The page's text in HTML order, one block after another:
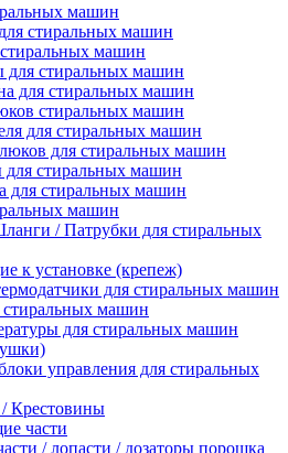
машин
стиральных машин
машин
стиральных машин
для стиральных машин
стиральных машин
для стиральных машин
для стиральных машин
для стиральных машин
стиральных машин
машин
/ Патрубки для стиральных
к установке (крепеж)
для стиральных машин
машин
для стиральных машин
управления для стиральных
Крестовины
части
/ лопасти / дозаторы порошка